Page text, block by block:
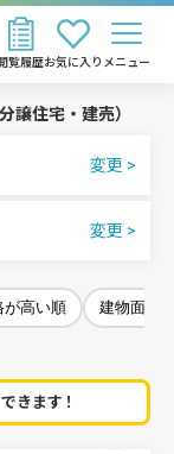
お気に入り
覧履歴 メニュー
譲住宅・建売）
が高い順 建物面積
きます！